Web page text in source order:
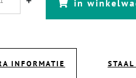
in
INFORMATIE